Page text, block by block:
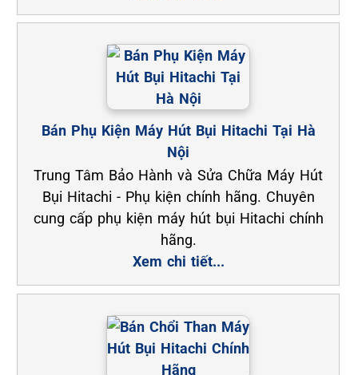
Bán Phụ Kiện Máy Hút Bụi Hitachi Tại Hà
Nội
Trung Tâm Bảo Hành và Sửa Chữa Máy Hút
Bụi Hitachi - Phụ kiện chính hãng. Chuyên
cung cấp phụ kiện máy hút bụi Hitachi chính
hãng.
Xem chi tiết...